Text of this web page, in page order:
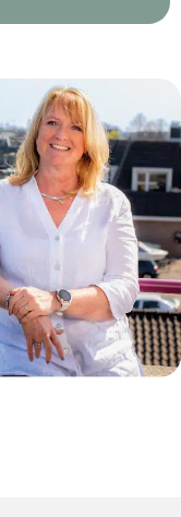
ingericht
o.a. je
weten over